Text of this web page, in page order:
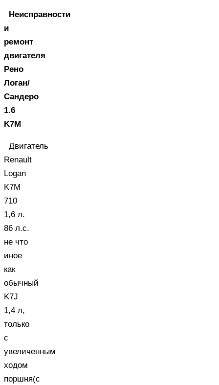
Неисправности
и
ремонт
двигателя
Рено
Логан/
Сандеро
1.6
K7M
Двигатель
Renault
Logan
K7M
710
1,6 л.
86 л.с.
не что
иное
как
обычный
K7J
1,4 л,
только
с
увеличенным
ходом
поршня(с